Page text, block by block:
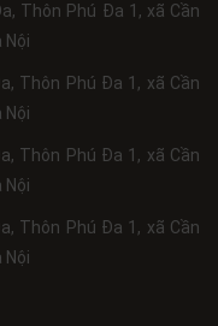
Thôn Phú Đa 1, xã Cần
Nội
Thôn Phú Đa 1, xã Cần
Nội
Thôn Phú Đa 1, xã Cần
Nội
Thôn Phú Đa 1, xã Cần
Nội